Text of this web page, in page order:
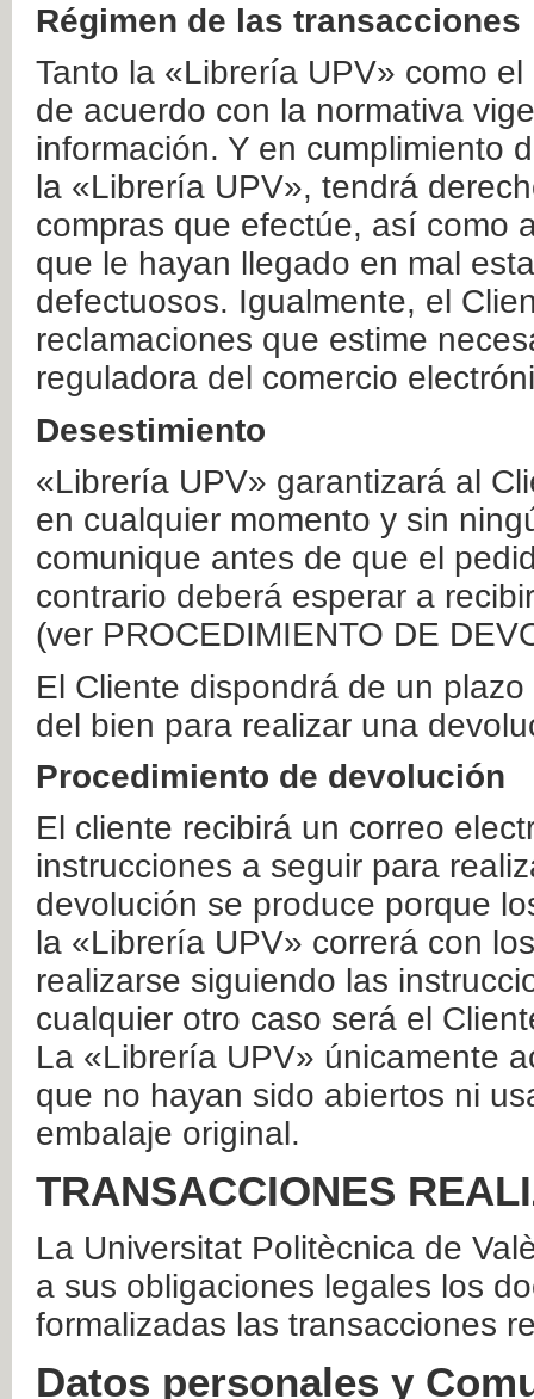
Régimen de las transacciones
Tanto la «Librería UPV» como
de acuerdo con la normativa
información. Y en cumplimiento
la «Librería UPV», tendrá
compras que efectúe, así como
que le hayan llegado en mal
defectuosos. Igualmente, el
reclamaciones que estime
reguladora del comercio
Desestimiento
«Librería UPV» garantizará al
en cualquier momento y sin
comunique antes de que el
contrario deberá esperar a
(ver PROCEDIMIENTO DE
El Cliente dispondrá de un
del bien para realizar una
Procedimiento de devolución
El cliente recibirá un correo
instrucciones a seguir para
devolución se produce porque
la «Librería UPV» correrá con
realizarse siguiendo las
cualquier otro caso será el
La «Librería UPV» únicamente
que no hayan sido abiertos ni
embalaje original.
TRANSACCIONES
La Universitat Politècnica de
a sus obligaciones legales los
formalizadas las transacciones
Datos personales y